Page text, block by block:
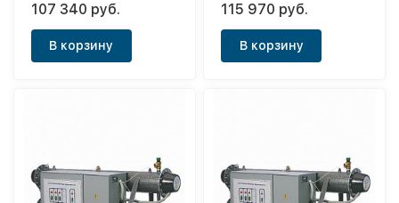
107 340 руб.
В корзину
115 970 руб.
В корзину